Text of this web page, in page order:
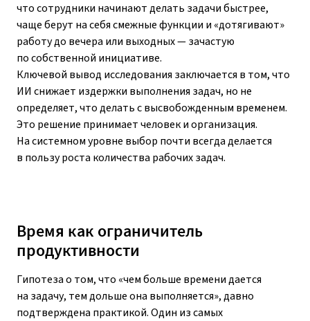
что сотрудники начинают делать задачи быстрее,
чаще берут на себя смежные функции и «дотягивают»
работу до вечера или выходных — зачастую
по собственной инициативе.
Ключевой вывод исследования заключается в том, что
ИИ снижает издержки выполнения задач, но не
определяет, что делать с высвобожденным временем.
Это решение принимает человек и организация.
На системном уровне выбор почти всегда делается
в пользу роста количества рабочих задач.
Время как ограничитель
продуктивности
Гипотеза о том, что «чем больше времени дается
на задачу, тем дольше она выполняется», давно
подтверждена практикой. Один из самых